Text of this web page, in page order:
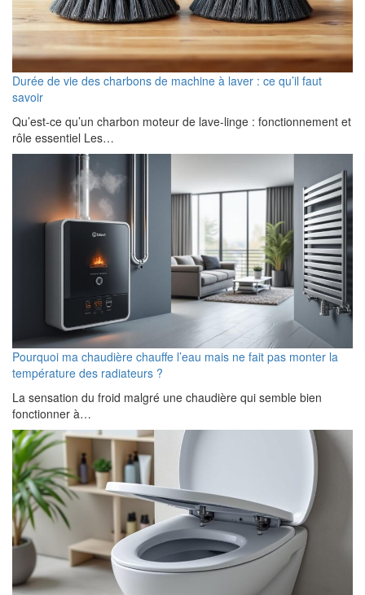
Durée de vie des charbons de machine à laver : ce qu’il faut
savoir
Qu’est-ce qu’un charbon moteur de lave-linge : fonctionnement et
rôle essentiel Les…
Pourquoi ma chaudière chauffe l’eau mais ne fait pas monter la
température des radiateurs ?
La sensation du froid malgré une chaudière qui semble bien
fonctionner à…